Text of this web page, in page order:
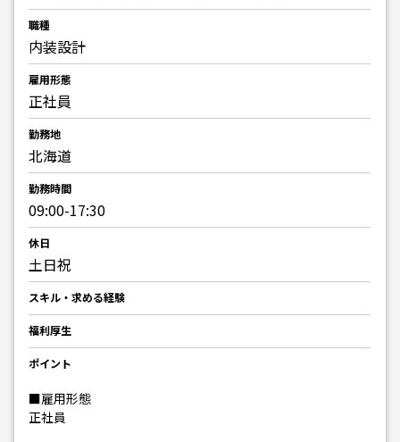
職種
内装設計
雇用形態
正社員
勤務地
北海道
勤務時間
09:00-17:30
休日
土日祝
スキル・求める経験
福利厚生
ポイント
■雇用形態
正社員